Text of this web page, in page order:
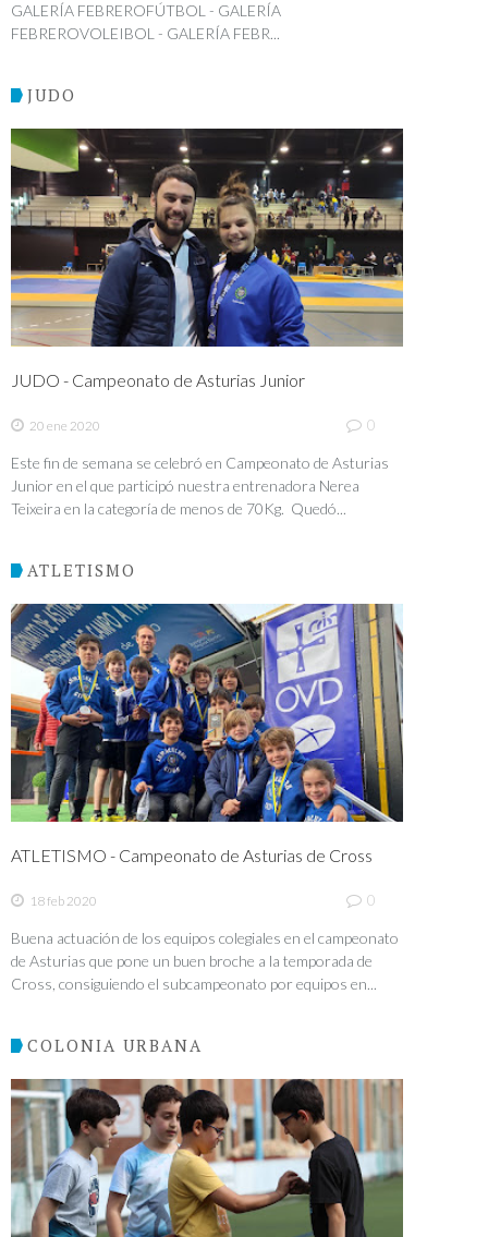
GALERÍA FEBREROFÚTBOL - GALERÍA
FEBREROVOLEIBOL - GALERÍA FEBR...
JUDO
JUDO - Campeonato de Asturias Junior
20 ene 2020 0
Este fin de semana se celebró en Campeonato de Asturias
Junior en el que participó nuestra entrenadora Nerea
Teixeira en la categoría de menos de 70Kg. Quedó...
ATLETISMO
ATLETISMO - Campeonato de Asturias de Cross
18 feb 2020 0
Buena actuación de los equipos colegiales en el campeonato
de Asturias que pone un buen broche a la temporada de
Cross, consiguiendo el subcampeonato por equipos en...
COLONIA URBANA